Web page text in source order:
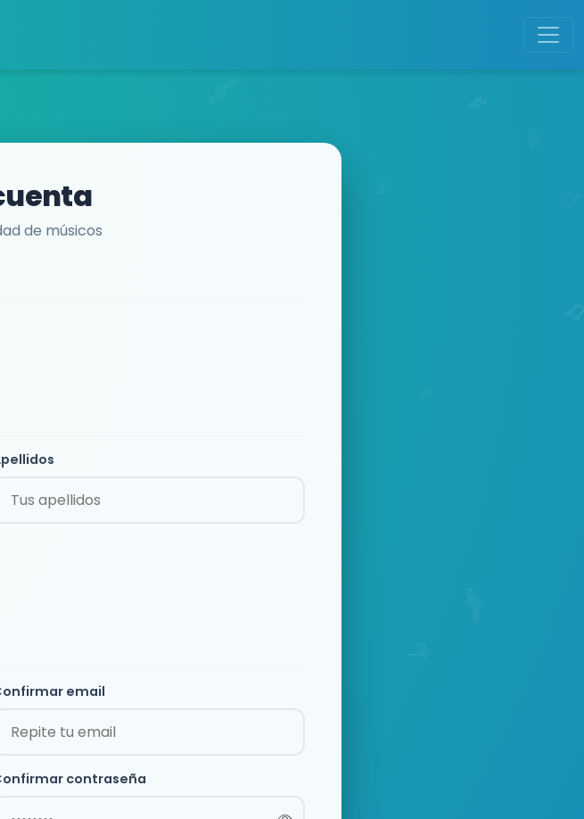
de músicos
email
contraseña